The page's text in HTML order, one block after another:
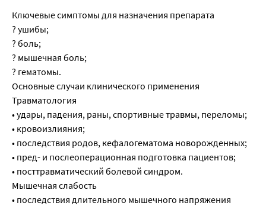
Ключевые симптомы для назначения препарата
? ушибы;
? боль;
? мышечная боль;
? гематомы.
Основные случаи клинического применения
Травматология
• удары, падения, раны, спортивные травмы, переломы;
• кровоизлияния;
• последствия родов, кефалогематома новорожденных;
• пред- и послеоперационная подготовка пациентов;
• посттравматический болевой синдром.
Мышечная слабость
• последствия длительного мышечного напряжения